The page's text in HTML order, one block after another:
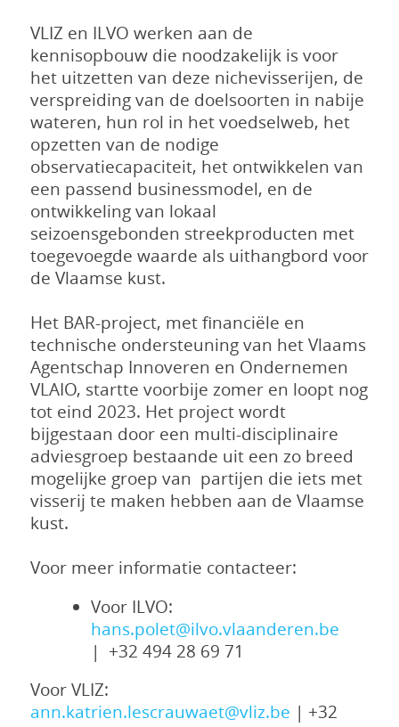
VLIZ en ILVO werken aan de
kennisopbouw die noodzakelijk is voor
het uitzetten van deze nichevisserijen, de
verspreiding van de doelsoorten in nabije
wateren, hun rol in het voedselweb, het
opzetten van de nodige
observatiecapaciteit, het ontwikkelen van
een passend businessmodel, en de
ontwikkeling van lokaal
seizoensgebonden streekproducten met
toegevoegde waarde als uithangbord voor
de Vlaamse kust.
Het BAR-project, met financiële en
technische ondersteuning van het Vlaams
Agentschap Innoveren en Ondernemen
VLAIO, startte voorbije zomer en loopt nog
tot eind 2023. Het project wordt
bijgestaan door een multi-disciplinaire
adviesgroep bestaande uit een zo breed
mogelijke groep van partijen die iets met
visserij te maken hebben aan de Vlaamse
kust.
Voor meer informatie contacteer:
Voor ILVO:
hans.polet@ilvo.vlaanderen.be
| +32 494 28 69 71
Voor VLIZ:
ann.katrien.lescrauwaet@vliz.be | +32